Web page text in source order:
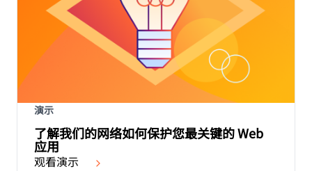
演示
了解我们的网络如何保护您最关键的 Web
应用
观看演示